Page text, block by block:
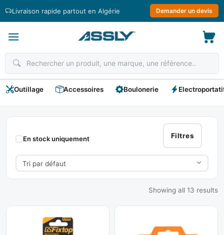
Livraison rapide partout en Algérie Demander un devis
Outillage Accessoires Boulonerie
Embouts
Filtres
En stock uniquement
Showing all 13 results